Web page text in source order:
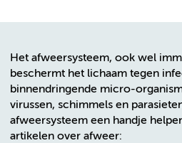
Het afweersysteem, ook wel
beschermt het lichaam tegen
binnendringende micro-
virussen, schimmels en
afweersysteem een handje
artikelen over afweer: